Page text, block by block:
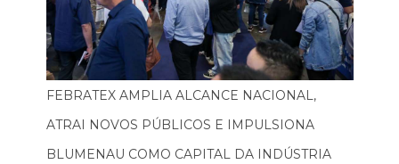
FEBRATEX AMPLIA ALCANCE NACIONAL,
ATRAI NOVOS PÚBLICOS E IMPULSIONA
BLUMENAU COMO CAPITAL DA INDÚSTRIA